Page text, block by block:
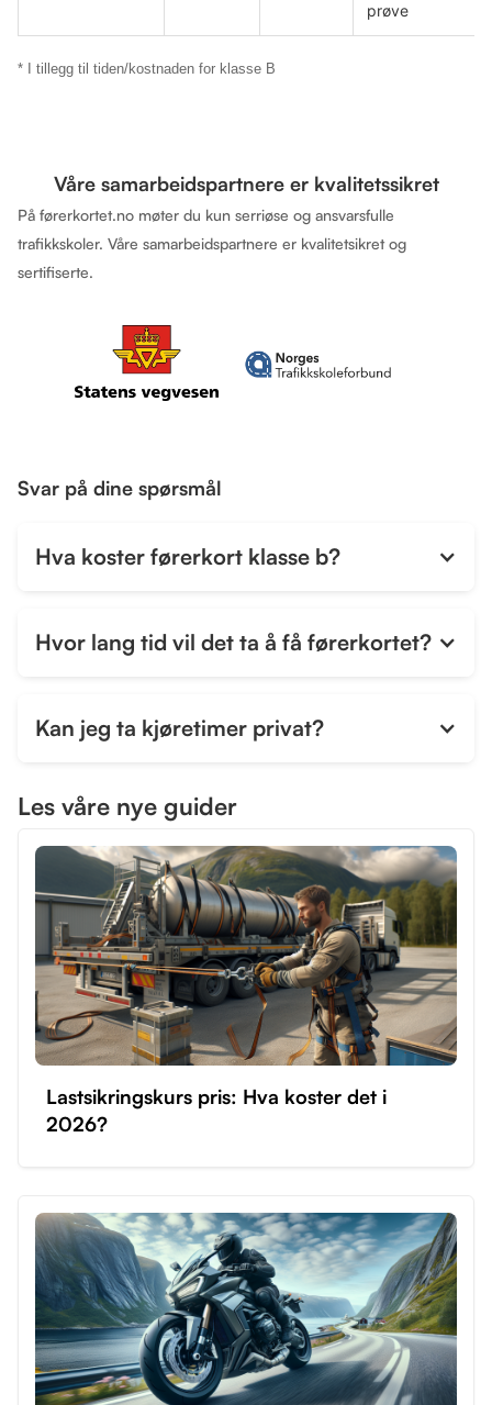
prøve
* I tillegg til tiden/kostnaden for klasse B
Våre samarbeidspartnere er kvalitetssikret
På førerkortet.no møter du kun serriøse og ansvarsfulle
trafikkskoler. Våre samarbeidspartnere er kvalitetsikret og
sertifiserte.
Svar på dine spørsmål
Hva koster førerkort klasse b?
Hvor lang tid vil det ta å få førerkortet?
Kan jeg ta kjøretimer privat?
Ja, du kan ta kjøretimer privat, men det er noen
regler som må følges. Først må du ha gjennomført
kan begynne øvelseskjøring når du er 16.
Ledsageren som veileder deg, må være over 25 år
og ha hatt førerkort for klasse B i minst fem år.
Øvelseskjøring privat kan være kostnadseffektivt og
gir fleksibilitet, men det er viktig at både du og den
ansvarlige er i stand til å kjøre trygt. Det anbefales å
starte opplæringen hos en trafikkskole for å få en
solid grunnopplæring før du begynner privat kjøring.
Les våre nye guider
Lastsikringskurs pris: Hva koster det i
2026?